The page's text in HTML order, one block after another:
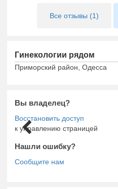
Все отзывы (1)
Гинекологии рядом
Приморский район, Одесса
Вы владелец?
к управлению страницей
Нашли ошибку?